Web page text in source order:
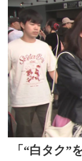
「“白タク”